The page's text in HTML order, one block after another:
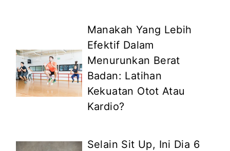
Manakah Yang Lebih
Efektif Dalam
Menurunkan Berat
Badan: Latihan
Kekuatan Otot Atau
Kardio?
Selain Sit Up, Ini Dia 6